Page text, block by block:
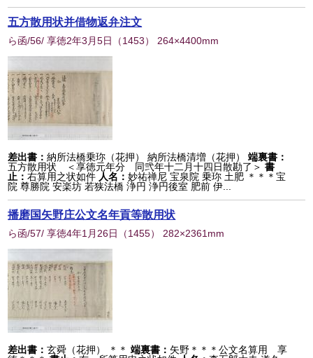
五方散用状并借物返弁注文
ら函/56/ 享徳2年3月5日 （1453） 264×4400mm
差出書：納所法橋乗珎（花押） 納所法橋清増（花押）
端裏書：
五方散用状 ＜享徳元年分 同弐年十二月十四日散勘了＞ 書
止：右算用之状如件 人名：妙祐禅尼 宝泉院 乗珎 土肥 ＊＊＊宝
院 尊勝院 安楽坊 若狭法橋 浄円 浄円後室 肥前 伊...
播磨国矢野庄公文名年貢等散用状
ら函/57/ 享徳4年1月26日 （1455） 282×2361mm
差出書：玄舜（花押） ＊＊ 端裏書： 矢野＊＊＊公文名算用 享